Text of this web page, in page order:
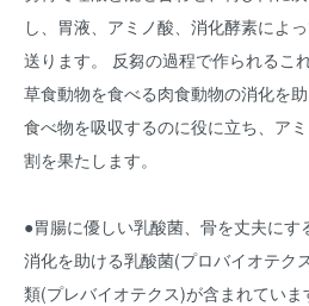
し、胃液、アミノ酸、消化酵素によ
送ります。 反芻の過程で作られるこ
草食動物を食べる肉食動物の消化を
食べ物を吸収するのに役に立ち、ア
割を果たします。
●胃腸に優しい乳酸菌、骨を丈夫にす
消化を助ける乳酸菌(プロバイオテク
類(プレバイオテクス)が含まれてい